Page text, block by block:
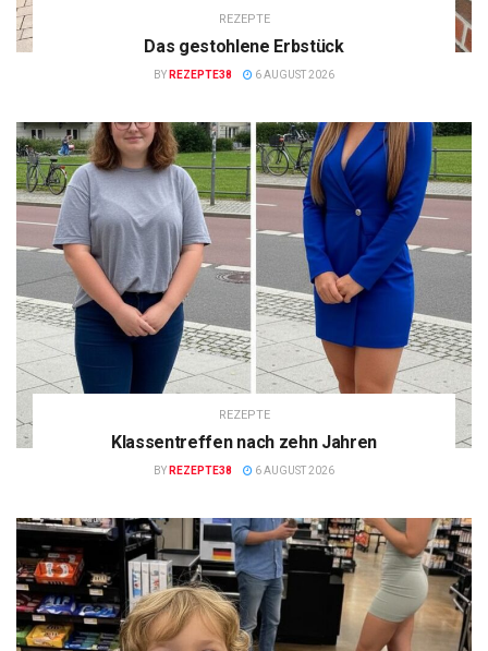
REZEPTE
Das gestohlene Erbstück
BY REZEPTE38 6 AUGUST 2026
REZEPTE
Klassentreffen nach zehn Jahren
BY REZEPTE38 6 AUGUST 2026